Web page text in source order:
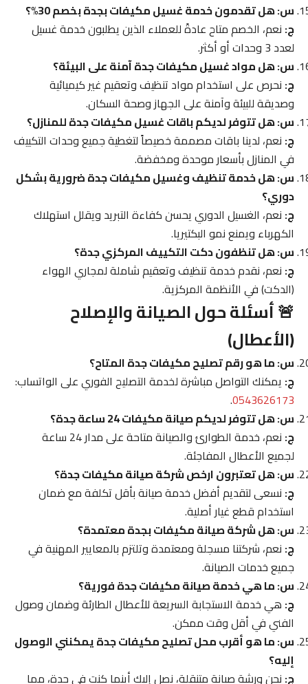
س: هل تقدمون خدمة غسيل مكيفات بجدة بخصم 30%؟
ج: نعم، الخصم متاح عادةً للعملاء الذين يطلبون خدمة غسيل
لعدد 3 وحدات أو أكثر.
س: هل مواد غسيل مكيفات جدة آمنة على البيئة؟
ج: نحرص على استخدام مواد تنظيف وتعقيم غير كيميائية
وصديقة للبيئة وآمنة على الجهاز وصحة السكان.
س: هل تتوفر لديكم باقات غسيل مكيفات جدة للمنازل؟
ج: نعم، لدينا باقات مصممة خصيصاً لتغطية جميع وحدات التكييف
في المنازل بأسعار موحدة ومخفضة.
س: هل خدمة تنظيف وغسيل مكيفات جدة ضرورية بشكل
دوري؟
ج: نعم، الغسيل الدوري يحسن كفاءة التبريد ويقلل استهلاك
الكهرباء ويمنع نمو البكتيريا.
س: هل تنظفون دكت التكييف المركزي جدة؟
ج: نعم، نقدم خدمة تنظيف وتعقيم شاملة لمجاري الهواء
(الدكت) في الأنظمة المركزية.
🚨 أسئلة حول الصيانة والإصلاح
(الأعطال)
س: ما هو رقم تصليح مكيفات جدة المتاح؟
ج: يمكنك التواصل مباشرة لخدمة التصليح الفوري على الواتساب:
0543626173
.
س: هل تتوفر لديكم صيانة مكيفات 24 ساعة جدة؟
ج:
نعم، خدمة الطوارئ والصيانة متاحة على مدار 24 ساعة
لجميع الأعطال المفاجئة.
س: هل تعتبرون ارخص شركة صيانة مكيفات جدة؟
ج: نسعى لتقديم أفضل خدمة صيانة بأقل تكلفة مع ضمان
استخدام قطع غيار أصلية.
س: هل شركة صيانة مكيفات بجدة معتمدة؟
ج: نعم، شركتنا مسجلة ومعتمدة وتلتزم بالمعايير المهنية في
جميع خدمات الصيانة.
س: ما هي خدمة صيانة مكيفات جدة فورية؟
ج: هي خدمة الاستجابة السريعة للأعطال الطارئة وضمان وصول
الفني في أقل وقت ممكن.
س: ما هو أقرب محل تصليح مكيفات جدة يمكنني الوصول
إليه؟
ج: نحن ورشة صيانة متنقلة، نصل إليك أينما كنت في جدة، مما